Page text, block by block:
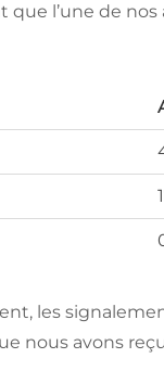
l’une de
les
nous avons